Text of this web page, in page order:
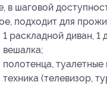
в шаговой
подходит для
раскладной диван, 1
(телевизор,